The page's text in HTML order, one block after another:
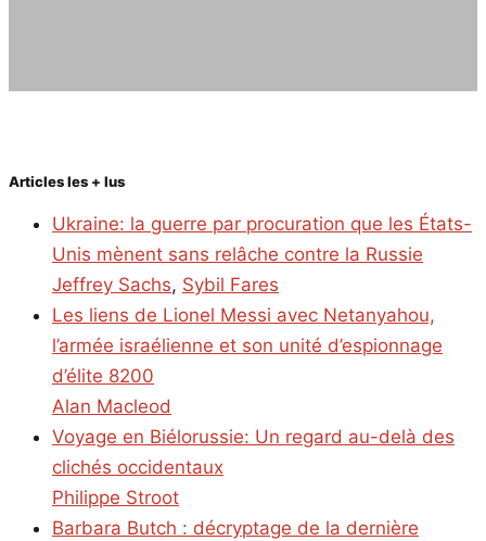
Articles les + lus
Ukraine: la guerre par procuration que les États-
Unis mènent sans relâche contre la Russie
Jeffrey Sachs, Sybil Fares
Les liens de Lionel Messi avec Netanyahou,
l’armée israélienne et son unité d’espionnage
d’élite 8200
Alan Macleod
Voyage en Biélorussie: Un regard au-delà des
clichés occidentaux
Philippe Stroot
Barbara Butch : décryptage de la dernière